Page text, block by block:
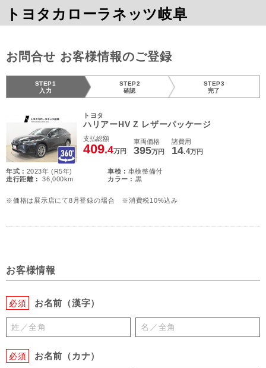
トヨタカローラネッツ岐阜
お問合せ お客様情報のご登録
STEP1
入力
STEP2
確認
STEP3
完了
トヨタ
ハリアーHV Z レザーパッケージ
支払総額
409.4万円
車両価格
395万円
諸費用
14.4万円
年式 : 2023年 (R5年) 車検 : 車検整備付
走行距離 :
36,000km カラー : 黒
※価格は展示店にて8月登録の場合 ※消費税10%込み
お客様情報
必須 お名前（漢字）
必須 お名前（カナ）